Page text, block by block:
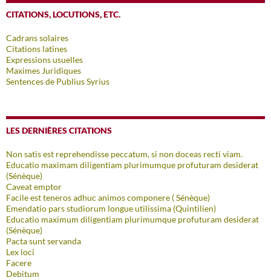
CITATIONS, LOCUTIONS, ETC.
Cadrans solaires
Citations latines
Expressions usuelles
Maximes Juridiques
Sentences de Publius Syrius
LES DERNIÈRES CITATIONS
Non satis est reprehendisse peccatum, si non doceas recti viam.
Educatio maximam diligentiam plurimumque profuturam desiderat
(Sénèque)
Caveat emptor
Facile est teneros adhuc animos componere ( Sénèque)
Emendatio pars studiorum longue utilissima (Quintilien)
Educatio maximum diligentiam plurimumque profuturam desiderat
(Sénèque)
Pacta sunt servanda
Lex loci
Facere
Debitum